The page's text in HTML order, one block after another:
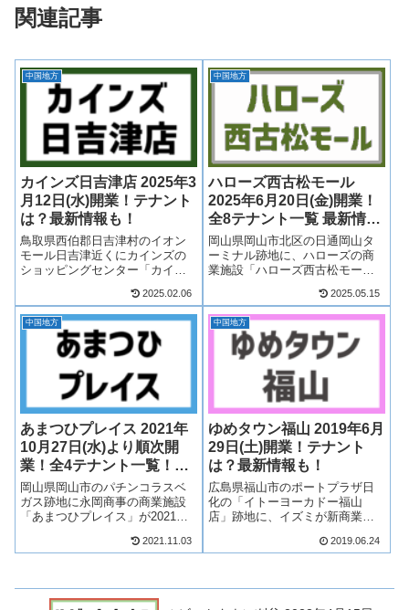
関連記事
中国地方
カインズ日吉津店 2025年3
月12日(水)開業！テナント
は？最新情報も！
鳥取県西伯郡日吉津村のイオン
モール日吉津近くにカインズの
ショッピングセンター「カイン
(水)開業！中国四国地方では最大
級の店舗として、カインズが鳥
取県西部に初出店します！隣接
地には食品スーパーマーケット
のラ・...
2025.02.06
中国地方
ハローズ西古松モール
2025年6月20日(金)開業！
全8テナント一覧 最新情報
も！
岡山県岡山市北区の日通岡山タ
ーミナル跡地に、ハローズの商
業施設「ハローズ西古松モー
ます！食品スーパーマーケット
のハローズをはじめとし、フィ
ットネスジムのほか、100円ショ
ップ等複数店舗で構成されま
す。ハ...
2025.05.15
中国地方
あまつひプレイス 2021年
10月27日(水)より順次開
業！全4テナント一覧！最
新情報も！
岡山県岡山市のパチンコラスベ
ガス跡地に永岡商事の商業施設
「あまつひプレイス」が2021年
モトキヨシやスターバックスコ
含め、あまつひプレイスについ
2021.11.03
中国地方
ゆめタウン福山 2019年6月
29日(土)開業！テナント
は？最新情報も！
広島県福山市のポートプラザ日
化の「イトーヨーカドー福山
店」跡地に、イズミが新商業施
2019年6月29日(土)に改装オープ
は？何が変わる？そんな、ゆめ
タウン福山に...
2019.06.24